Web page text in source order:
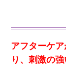
アフターケ
り、刺激の